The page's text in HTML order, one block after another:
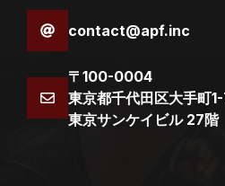
contact@apf.inc
〒100-0004
東京都千代田区大手町
東京サンケイビル 27階